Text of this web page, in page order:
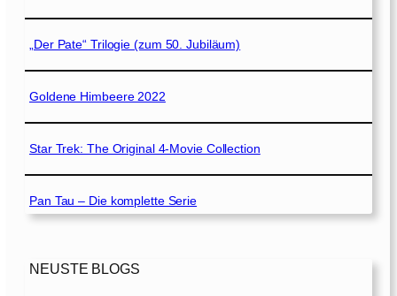
„Der Pate“ Trilogie (zum 50. Jubiläum)
Goldene Himbeere 2022
Star Trek: The Original 4-Movie Collection
Pan Tau – Die komplette Serie
NEUSTE BLOGS